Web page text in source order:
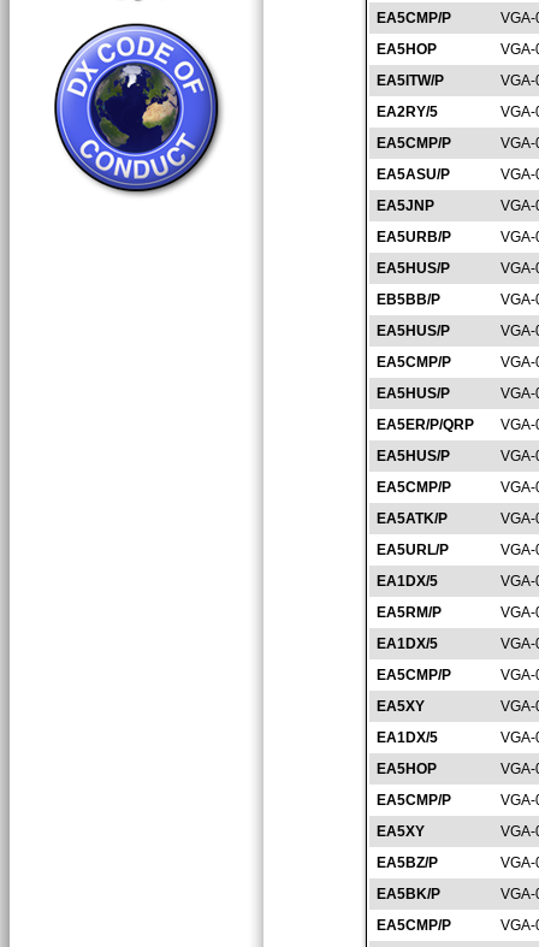
EA5CMP/P
EA5HOP
EA5ITW/P
EA2RY/5
EA5CMP/P
EA5ASU/P
EA5JNP
EA5URB/P
EA5HUS/P
EB5BB/P
EA5HUS/P
EA5CMP/P
EA5HUS/P
EA5ER/P/QRP
EA5HUS/P
EA5CMP/P
EA5ATK/P
EA5URL/P
EA1DX/5
EA5RM/P
EA1DX/5
EA5CMP/P
EA5XY
EA1DX/5
EA5HOP
EA5CMP/P
EA5XY
EA5BZ/P
EA5BK/P
EA5CMP/P